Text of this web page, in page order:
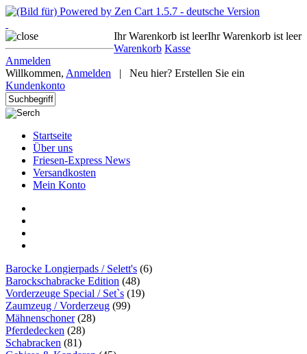
Ihr Warenkorb ist leer
Warenkorb Kasse
Ihr Warenkorb ist leer
Anmelden
Willkommen, Anmelden |
Neu hier? Erstellen Sie ein
Kundenkonto
Startseite
Über uns
Friesen-Express News
Versandkosten
Mein Konto
Barocke Longierpads / Selett's (6)
Barockschabracke Edition (48)
Vorderzeuge Special / Set`s (19)
Zaumzeug / Vorderzeug (99)
Mähnenschoner(28)
Pferdedecken (28)
Schabracken (81)